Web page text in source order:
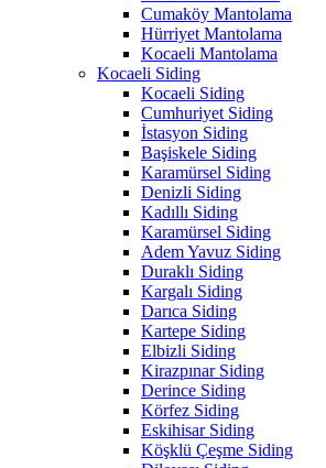
Cumaköy Mantolama
Hürriyet Mantolama
Kocaeli Mantolama
Kocaeli Siding
Kocaeli Siding
Cumhuriyet Siding
İstasyon Siding
Başiskele Siding
Karamürsel Siding
Denizli Siding
Kadıllı Siding
Karamürsel Siding
Adem Yavuz Siding
Duraklı Siding
Kargalı Siding
Darıca Siding
Kartepe Siding
Elbizli Siding
Kirazpınar Siding
Derince Siding
Körfez Siding
Eskihisar Siding
Köşklü Çeşme Siding